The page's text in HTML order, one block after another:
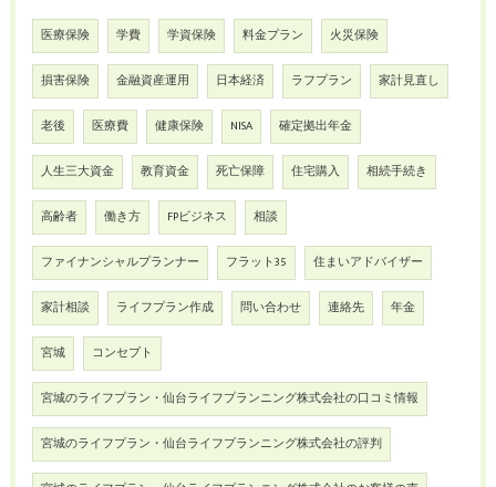
医療保険 学費 学資保険 料金プラン 火災保険
損害保険 金融資産運用 日本経済 ラフプラン 家計見直し
老後 医療費 健康保険 NISA 確定拠出年金
人生三大資金 教育資金 死亡保障 住宅購入 相続手続き
高齢者 働き方 FPビジネス 相談
ファイナンシャルプランナー フラット35 住まいアドバイザー
家計相談 ライフプラン作成 問い合わせ 連絡先 年金
宮城 コンセプト
宮城のライフプラン・仙台ライフプランニング株式会社の口コミ情報
宮城のライフプラン・仙台ライフプランニング株式会社の評判